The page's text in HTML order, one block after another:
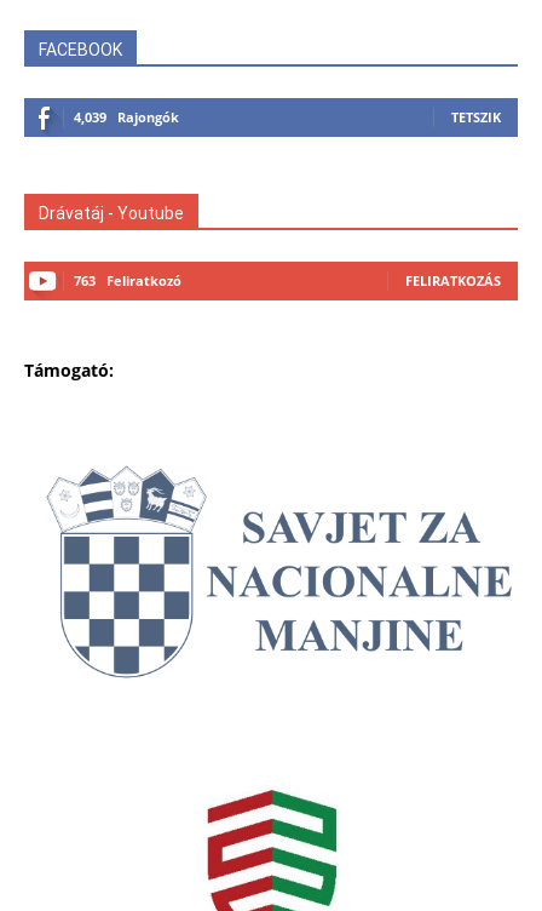
FACEBOOK
4,039 Rajongók TETSZIK
Drávatáj - Youtube
763 Feliratkozó FELIRATKOZÁS
Támogató: